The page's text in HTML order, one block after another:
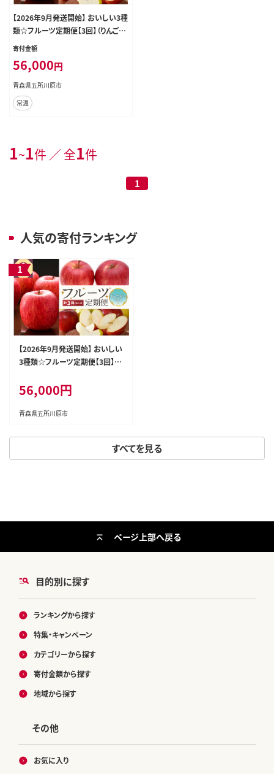
【2026年9月発送開始】 おいしい3種
類☆フルーツ定期便【3回】（りんごづ
くし）りんご 訳ありセット
寄付金額
56,000円
青森県五所川原市
常温
1~1件 ／ 全1件
1
人気の寄付ランキング
すべてを見る
【2026年9月発送開始】 おいしい
3種類☆フルーツ定期便【3回】
ト
56,000円
青森県五所川原市
目的別に探す
ランキングから探す
特集・キャンペーン
カテゴリーから探す
寄付金額から探す
地域から探す
その他
お気に入り
ページ上部へ戻る